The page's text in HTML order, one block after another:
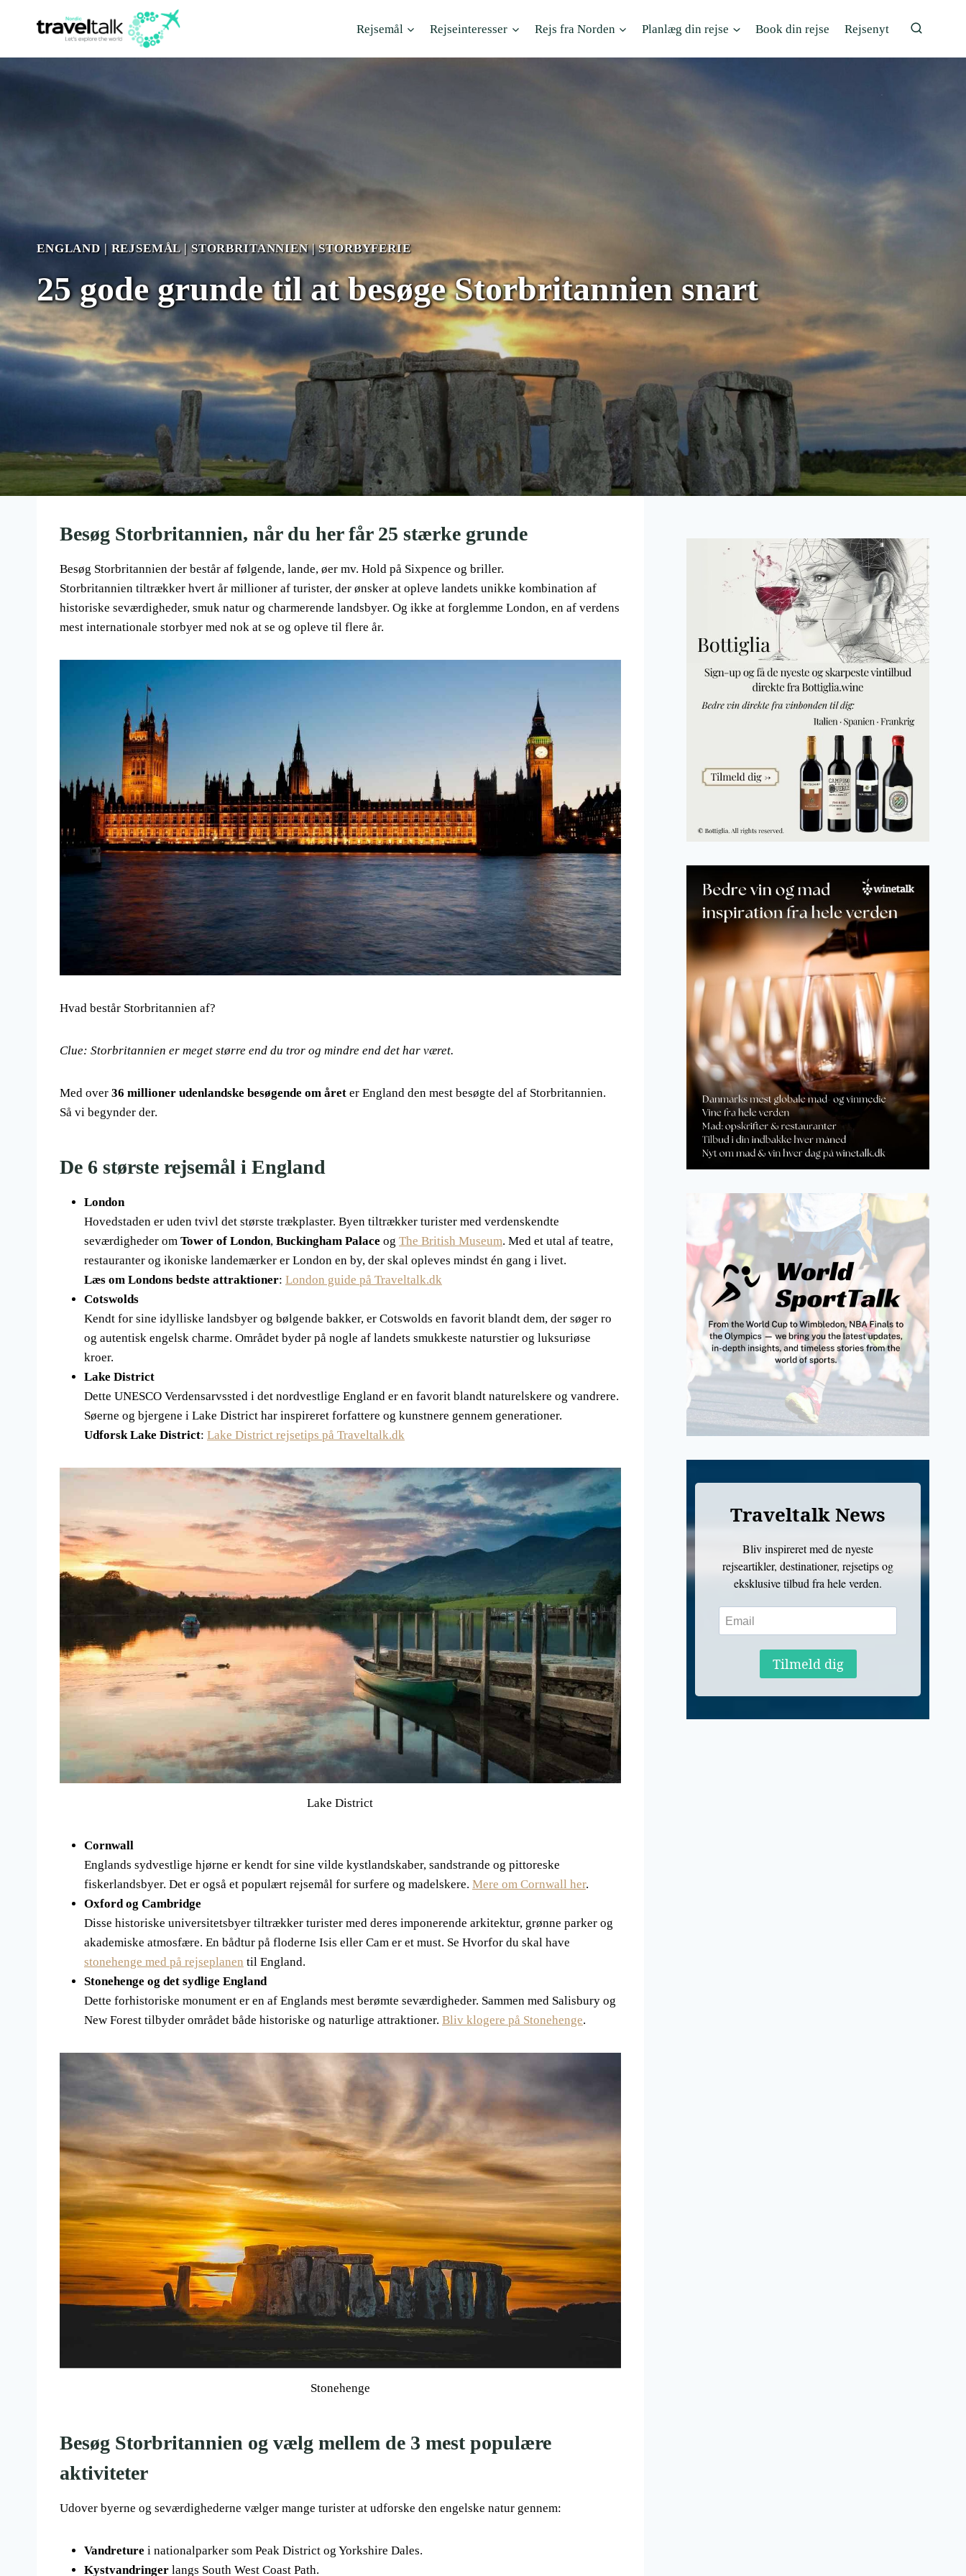
Rejsemål Rejseinteresser Rejs fra Norden Planlæg din rejse Book din rejse Rejsenyt
ENGLAND| REJSEMÅL| STORBRITANNIEN|STORBYFERIE
25 gode grunde til at besøge Storbritannien snart
Besøg Storbritannien, når du her får 25 stærke grunde
Besøg Storbritannien der består af følgende, lande, øer mv. Hold på Sixpence og briller.
Storbritannien tiltrækker hvert år millioner af turister, der ønsker at opleve landets unikke kombination af
historiske seværdigheder, smuk natur og charmerende landsbyer. Og ikke at forglemme London, en af verdens
mest internationale storbyer med nok at se og opleve til flere år.
Hvad består Storbritannien af?
Clue: Storbritannien er meget større end du tror og mindre end det har været.
Med over 36 millioner udenlandske besøgende om året er England den mest besøgte del af Storbritannien.
Så vi begynder der.
De 6 største rejsemål i England
London
Hovedstaden er uden tvivl det største trækplaster. Byen tiltrækker turister med verdenskendte
seværdigheder om Tower of London, Buckingham Palace og The British Museum. Med et utal af teatre,
restauranter og ikoniske landemærker er London en by, der skal opleves mindst én gang i livet.
Læs om Londons bedste attraktioner: London guide på Traveltalk.dk
Cotswolds
Kendt for sine idylliske landsbyer og bølgende bakker, er Cotswolds en favorit blandt dem, der søger ro
og autentisk engelsk charme. Området byder på nogle af landets smukkeste naturstier og luksuriøse
kroer.
Lake District
Dette UNESCO Verdensarvssted i det nordvestlige England er en favorit blandt naturelskere og vandrere.
Søerne og bjergene i Lake District har inspireret forfattere og kunstnere gennem generationer.
Udforsk Lake District: Lake District rejsetips på Traveltalk.dk
Lake District
Cornwall
Englands sydvestlige hjørne er kendt for sine vilde kystlandskaber, sandstrande og pittoreske
fiskerlandsbyer. Det er også et populært rejsemål for surfere og madelskere. Mere om Cornwall her.
Oxford og Cambridge
Disse historiske universitetsbyer tiltrækker turister med deres imponerende arkitektur, grønne parker og
akademiske atmosfære. En bådtur på floderne Isis eller Cam er et must. Se Hvorfor du skal have
stonehenge med på rejseplanen til England.
Stonehenge og det sydlige England
Dette forhistoriske monument er en af Englands mest berømte seværdigheder. Sammen med Salisbury og
New Forest tilbyder området både historiske og naturlige attraktioner. Bliv klogere på Stonehenge.
Stonehenge
Besøg Storbritannien og vælg mellem de 3 mest populære
aktiviteter
Udover byerne og seværdighederne vælger mange turister at udforske den engelske natur gennem:
Vandreture i nationalparker som Peak District og Yorkshire Dales.
Kystvandringer langs South West Coast Path.
Traveltalk News
Bliv inspireret med de nyeste
rejseartikler, destinationer, rejsetips og
eksklusive tilbud fra hele verden.
Tilmeld dig